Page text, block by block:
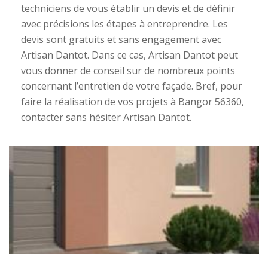
techniciens de vous établir un devis et de définir
avec précisions les étapes à entreprendre. Les
devis sont gratuits et sans engagement avec
Artisan Dantot. Dans ce cas, Artisan Dantot peut
vous donner de conseil sur de nombreux points
concernant l’entretien de votre façade. Bref, pour
faire la réalisation de vos projets à Bangor 56360,
contacter sans hésiter Artisan Dantot.